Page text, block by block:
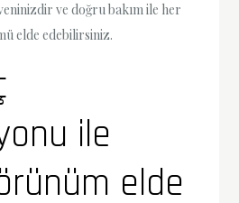
ve doğru bakım ile her
elde edebilirsiniz.
ile
elde